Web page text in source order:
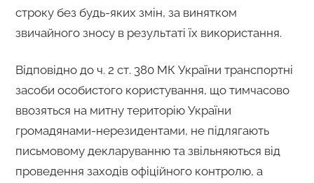
строку без будь-яких змін, за винятком
звичайного зносу в результаті їх використання.
Відповідно до ч. 2 ст. 380 МК України транспортні
засоби особистого користування, що тимчасово
ввозяться на митну територію України
громадянами-нерезидентами, не підлягають
письмовому декларуванню та звільняються від
проведення заходів офіційного контролю, а